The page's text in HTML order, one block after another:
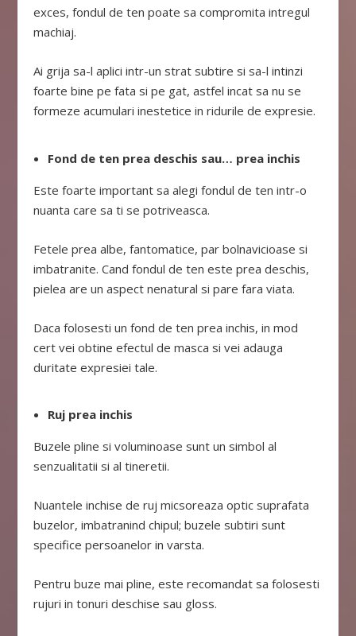
exces, fondul de ten poate sa compromita intregul
machiaj.
Ai grija sa-l aplici intr-un strat subtire si sa-l intinzi
foarte bine pe fata si pe gat, astfel incat sa nu se
formeze acumulari inestetice in ridurile de expresie.
Fond de ten prea deschis sau… prea inchis
Este foarte important sa alegi fondul de ten intr-o
nuanta care sa ti se potriveasca.
Fetele prea albe, fantomatice, par bolnavicioase si
imbatranite. Cand fondul de ten este prea deschis,
pielea are un aspect nenatural si pare fara viata.
Daca folosesti un fond de ten prea inchis, in mod
cert vei obtine efectul de masca si vei adauga
duritate expresiei tale.
Ruj prea inchis
Buzele pline si voluminoase sunt un simbol al
senzualitatii si al tineretii.
Nuantele inchise de ruj micsoreaza optic suprafata
buzelor, imbatranind chipul; buzele subtiri sunt
specifice persoanelor in varsta.
Pentru buze mai pline, este recomandat sa folosesti
rujuri in tonuri deschise sau gloss.